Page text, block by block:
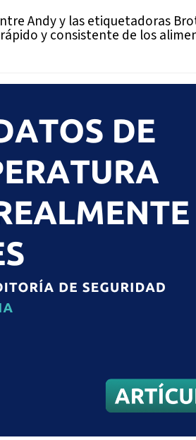
Andy y las etiquetadoras
y consistente de los